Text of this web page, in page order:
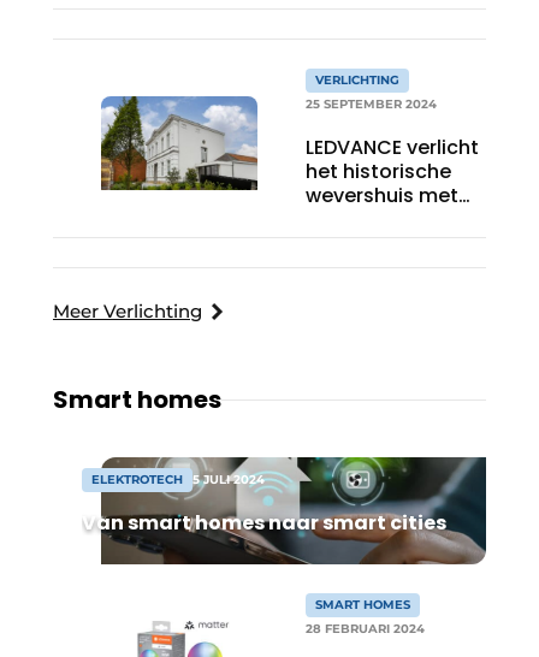
uitgebreide
instelmogelijkheden
VERLICHTING
25 SEPTEMBER 2024
LEDVANCE verlicht
het historische
wevershuis met
lichtoplossingen
Meer Verlichting
Smart homes
ELEKTROTECH 5 JULI 2024
Van smart homes naar smart cities
SMART HOMES
28 FEBRUARI 2024